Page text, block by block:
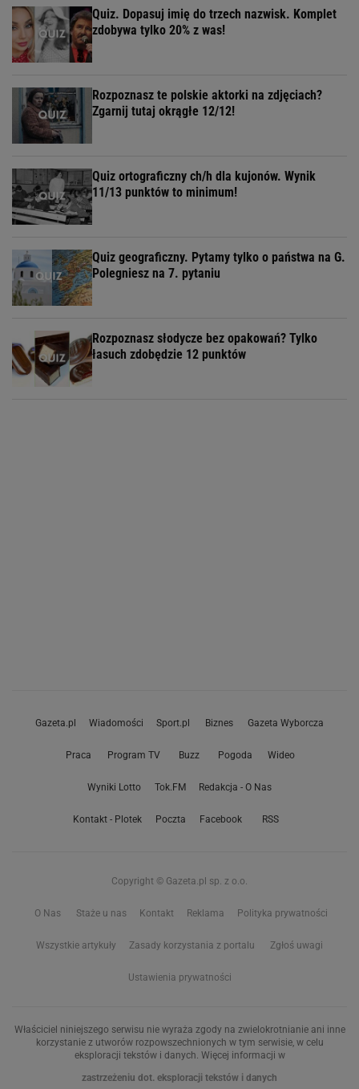
Quiz. Dopasuj imię do trzech nazwisk. Komplet
zdobywa tylko 20% z was!
Rozpoznasz te polskie aktorki na zdjęciach?
Zgarnij tutaj okrągłe 12/12!
Quiz ortograficzny ch/h dla kujonów. Wynik
11/13 punktów to minimum!
Quiz geograficzny. Pytamy tylko o państwa na G.
Polegniesz na 7. pytaniu
Rozpoznasz słodycze bez opakowań? Tylko
łasuch zdobędzie 12 punktów
Gazeta.pl Wiadomości Sport.pl Biznes Gazeta Wyborcza
Praca Program TV Buzz Pogoda Wideo
Wyniki Lotto Tok.FM Redakcja - O Nas
Kontakt - Plotek Poczta Facebook RSS
Copyright © Gazeta.pl sp. z o.o.
O Nas Staże u nas Kontakt Reklama Polityka prywatności
Wszystkie artykuły Zasady korzystania z portalu Zgłoś uwagi
Ustawienia prywatności
Właściciel niniejszego serwisu nie wyraża zgody na zwielokrotnianie ani inne
korzystanie z utworów rozpowszechnionych w tym serwisie, w celu
eksploracji tekstów i danych. Więcej informacji w
zastrzeżeniu dot. eksploracji tekstów i danych